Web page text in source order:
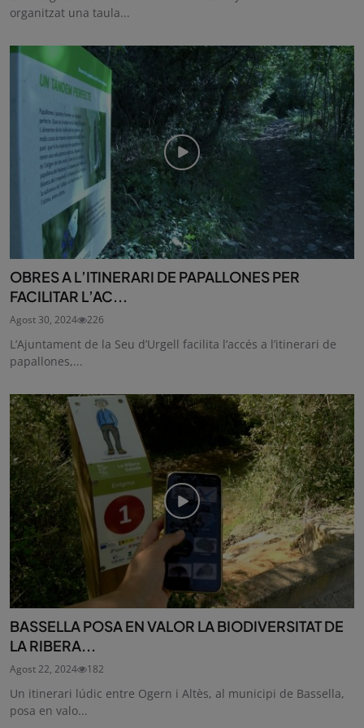
organitzat una taula...
OBRES A L’ITINERARI DE PAPALLONES PER
FACILITAR L’AC...
Agost 30, 2024 226
L’Ajuntament de la Seu d’Urgell facilita l’accés a l’itinerari de
papallones,...
BASSELLA POSA EN VALOR LA BIODIVERSITAT DE
LA RIBERA...
Agost 22, 2024 182
Un itinerari lúdic entre Ogern i Altès, al municipi de Bassella,
posa en valo...